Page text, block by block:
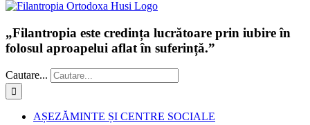
„Filantropia este credința lucrătoare prin iubire în
folosul aproapelui aflat în suferință.”
Cautare...
AȘEZĂMINTE ȘI CENTRE SOCIALE